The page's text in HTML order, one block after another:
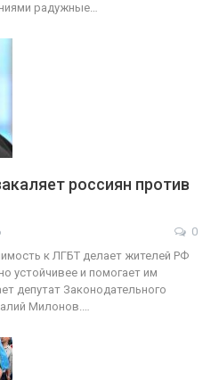
радужные…
россиян против
0
к ЛГБТ делает жителей РФ
устойчивее и помогает им
депутат Законодательного
Милонов.…